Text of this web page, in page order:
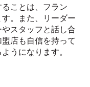
ことは、フラン
。また、リーダー
スタッフと話し合
店も自信を持って
うになります。